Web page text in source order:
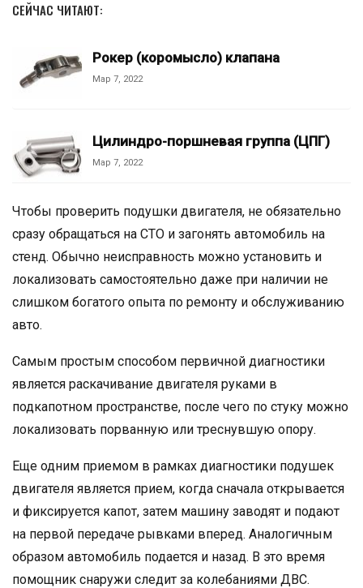
СЕЙЧАС ЧИТАЮТ:
Рокер (коромысло) клапана
Мар 7, 2022
Цилиндро-поршневая группа (ЦПГ)
Мар 7, 2022
Чтобы проверить подушки двигателя, не обязательно
сразу обращаться на СТО и загонять автомобиль на
стенд. Обычно неисправность можно установить и
локализовать самостоятельно даже при наличии не
слишком богатого опыта по ремонту и обслуживанию
авто.
Самым простым способом первичной диагностики
является раскачивание двигателя руками в
подкапотном пространстве, после чего по стуку можно
локализовать порванную или треснувшую опору.
Еще одним приемом в рамках диагностики подушек
двигателя является прием, когда сначала открывается
и фиксируется капот, затем машину заводят и подают
на первой передаче рывками вперед. Аналогичным
образом автомобиль подается и назад. В это время
помощник снаружи следит за колебаниями ДВС.